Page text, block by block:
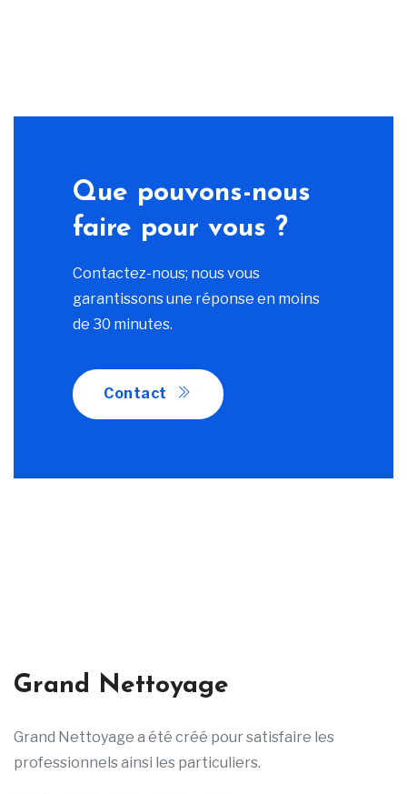
Que pouvons-nous
faire pour vous ?
Contactez-nous; nous vous
garantissons une réponse en moins
de 30 minutes.
Contact
Grand Nettoyage
Grand Nettoyage a été créé pour satisfaire les
professionnels ainsi les particuliers.